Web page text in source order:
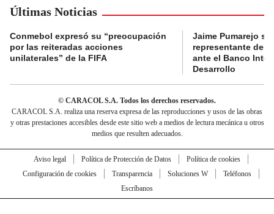
Últimas Noticias
Conmebol expresó su “preocupación
por las reiteradas acciones
unilaterales” de la FIFA
Jaime Pumarejo
representante de
ante el Banco
Desarrollo
© CARACOL S.A. Todos los derechos reservados.
CARACOL S.A. realiza una reserva expresa de las reproducciones y usos de las obras
y otras prestaciones accesibles desde este sitio web a medios de lectura mecánica u otros
medios que resulten adecuados.
Aviso legal Política de Protección de Datos
Política de cookies
Configuración de cookies
Transparencia Soluciones W
Teléfonos
Escríbanos